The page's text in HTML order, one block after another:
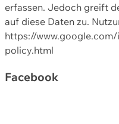
erfassen. Jedoch greift
auf diese Daten zu.
https://
policy.html
Facebook